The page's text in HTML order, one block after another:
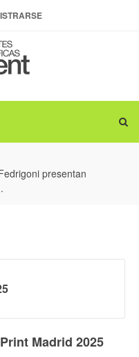
presentan
Madrid 2025